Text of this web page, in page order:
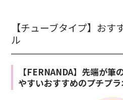
【チューブタイプ】お
ル
【FERNANDA】先端が
やすいおすすめのプチプ